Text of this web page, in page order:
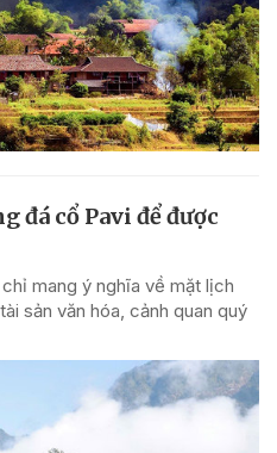
đá cổ Pavi để được
mang ý nghĩa về mặt lịch
sản văn hóa, cảnh quan quý